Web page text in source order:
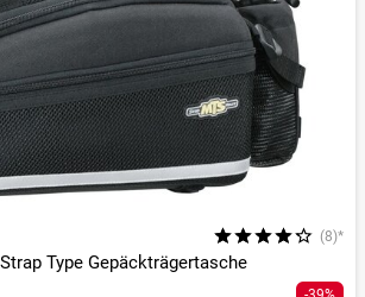
(8)*
Type Gepäckträgertasche